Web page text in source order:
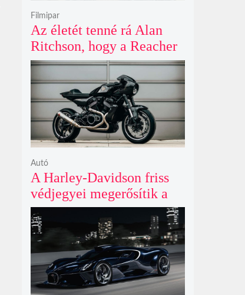
Az életét tenné rá Alan
Ritchson, hogy a Reacher
negyedik évada mindent
felülmúl
Filmipar
A Harley-Davidson friss
védjegyei megerősítik a
lenyűgöző café racer és
flat tracker szériagyártását
Autó